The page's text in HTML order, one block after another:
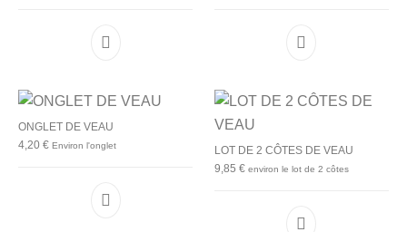
ONGLET DE VEAU
4,20€ Environ l'onglet
LOT DE 2 CÔTES DE VEAU
9,85 € environ le lot de 2 côtes